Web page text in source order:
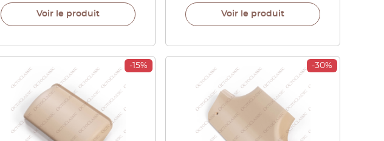
Voir le produit Voir le produit
-15% -30%